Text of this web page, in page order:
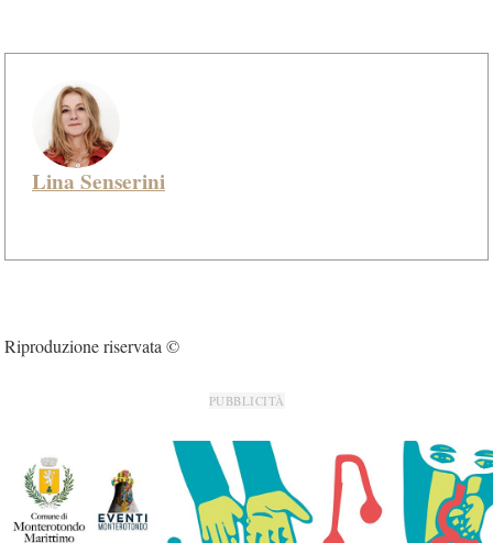
Lina Senserini
Riproduzione riservata ©
PUBBLICITÀ